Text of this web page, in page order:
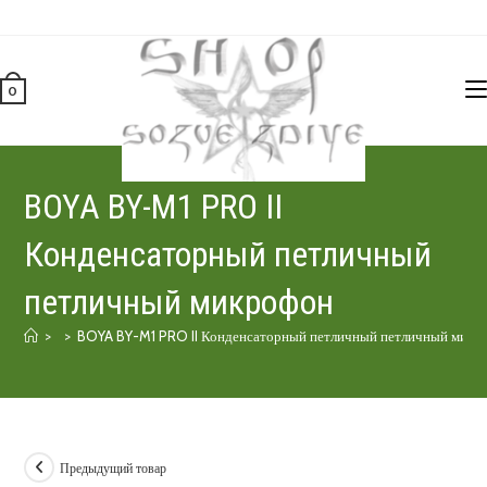
0
BOYA BY-M1 PRO II
Конденсаторный петличный
петличный микрофон
> > BOYA BY-M1 PRO II Конденсаторный петличный петличный
Предыдущий товар